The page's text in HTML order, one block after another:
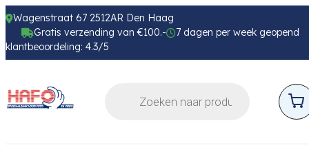
Wagenstraat 67 2512AR Den Haag
Gratis verzending van €100.-
7 dagen per week geopend
klantbeoordeling: 4.3/5